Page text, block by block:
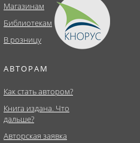
Магазинам
Библиотекам
В розницу
АВТОРАМ
Как стать автором?
Книга издана. Что
дальше?
Авторская заявка